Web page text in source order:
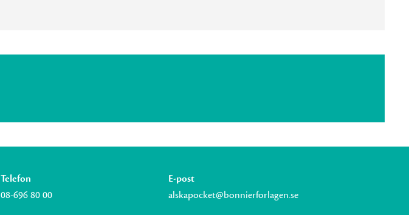
Telefon
08-696 80 00
E-post
alskapocket@bonnierforlagen.se